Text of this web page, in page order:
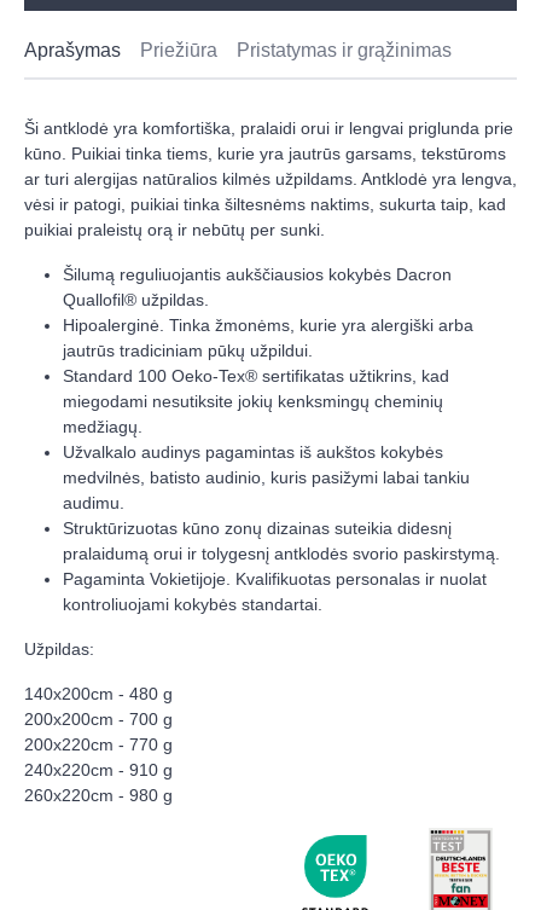
Aprašymas Priežiūra Pristatymas ir grąžinimas
Ši antklodė yra komfortiška, pralaidi orui ir lengvai priglunda prie
kūno. Puikiai tinka tiems, kurie yra jautrūs garsams, tekstūroms
ar turi alergijas natūralios kilmės užpildams. Antklodė yra lengva,
vėsi ir patogi, puikiai tinka šiltesnėms naktims, sukurta taip, kad
puikiai praleistų orą ir nebūtų per sunki.
Šilumą reguliuojantis aukščiausios kokybės Dacron
Quallofil® užpildas.
Hipoalerginė. Tinka žmonėms, kurie yra alergiški arba
jautrūs tradiciniam pūkų užpildui.
Standard 100 Oeko-Tex® sertifikatas užtikrins, kad
miegodami nesutiksite jokių kenksmingų cheminių
medžiagų.
Užvalkalo audinys pagamintas iš aukštos kokybės
medvilnės, batisto audinio, kuris pasižymi labai tankiu
audimu.
Struktūrizuotas kūno zonų dizainas suteikia didesnį
pralaidumą orui ir tolygesnį antklodės svorio paskirstymą.
Pagaminta Vokietijoje. Kvalifikuotas personalas ir nuolat
kontroliuojami kokybės standartai.
Užpildas:
140x200cm - 480 g
200x200cm - 700 g
200x220cm - 770 g
240x220cm - 910 g
260x220cm - 980 g